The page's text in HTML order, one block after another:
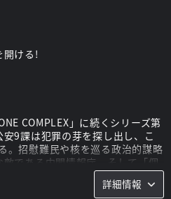
開ける!
COMPLEX」に続くシリーズ第
9課は犯罪の芽を探し出し、こ
。招慰難民や核を巡る政治的謀略
である内閣情報庁、そして「個
と対峙することになる。
詳細情報